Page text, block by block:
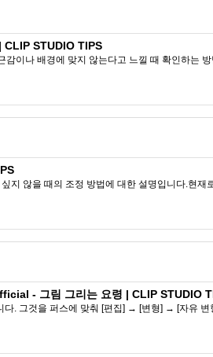
STUDIO TIPS
이나 배경에 맞지 않는다고 느낄 때 확인하는
않을 때의 조정 방법에 대한 설명입니다.현재
- 그림 그리는 요령 | CLIP STUDIO
. 그것을 퍼스에 맞춰 [편집] → [변형] → [자유 변